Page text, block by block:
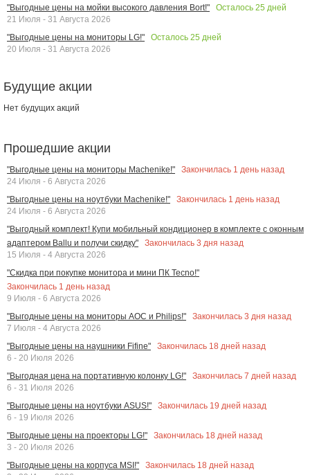
"Выгодные цены на мойки высокого давления Bort!"
Осталось 25 дней
21 Июля - 31 Августа 2026
"Выгодные цены на мониторы LG!"
Осталось 25 дней
20 Июля - 31 Августа 2026
Будущие акции
Нет будущих акций
Прошедшие акции
"Выгодные цены на мониторы Machenike!" Закончилась 1 день назад
24 Июля - 6 Августа 2026
"Выгодные цены на ноутбуки Machenike!"
Закончилась 1 день назад
24 Июля - 6 Августа 2026
"Выгодный комплект! Купи мобильный кондиционер в комплекте с оконным
адаптером Ballu и получи скидку"
Закончилась 3 дня назад
15 Июля - 4 Августа 2026
"Скидка при покупке монитора и мини ПК Tecno!"
Закончилась 1 день назад
9 Июля - 6 Августа 2026
"Выгодные цены на мониторы AOC и Philips!"
Закончилась 3 дня назад
7 Июля - 4 Августа 2026
"Выгодные цены на наушники Fifine"
Закончилась 18 дней назад
6 - 20 Июля 2026
"Выгодная цена на портативную колонку LG!"
Закончилась 7 дней назад
6 - 31 Июля 2026
"Выгодные цены на ноутбуки ASUS!"
Закончилась 19 дней назад
6 - 19 Июля 2026
"Выгодные цены на проекторы LG!"
Закончилась 18 дней назад
3 - 20 Июля 2026
"Выгодные цены на корпуса MSI!"
Закончилась 18 дней назад